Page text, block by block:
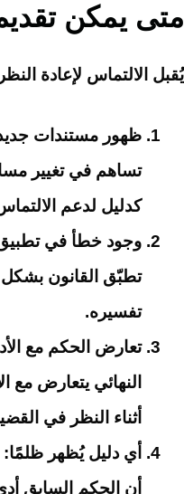
متى يمكن
يُقبل الالتماس لإعادة
ظهور مستندات
تساهم في تغيير
كدليل لدعم
وجود خطأ في تطبيق
تطبّق القانون
تفسيره.
تعارض الحكم مع
النهائي يتعارض مع
أثناء النظر في
أي دليل يُظهر ظلمًا:
أن الحكم السابق